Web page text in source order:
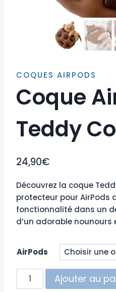
COQUES AIRPODS
Coque
Teddy
24,90€
Découvrez la coque
protecteur pour AirPods
fonctionnalité dans un
d’un adorable nounours
AirPods
quantité
de
Ajouter au